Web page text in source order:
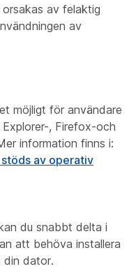
av felaktig
av
möjligt för användare
, Firefox-och
information finns i:
av operativ
du snabbt delta i
att behöva installera
din dator.